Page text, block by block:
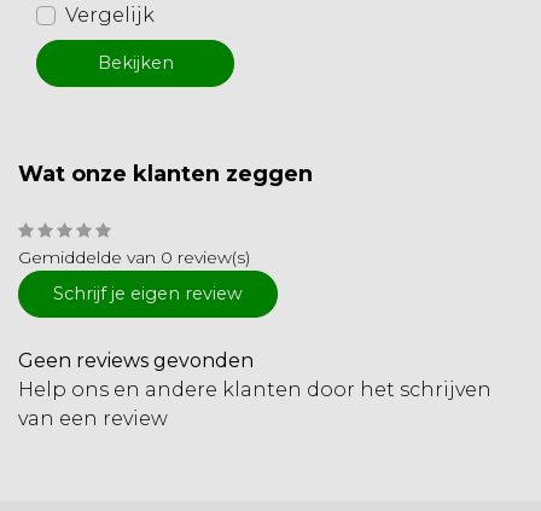
Vergelijk
Bekijken
Wat onze klanten zeggen
Gemiddelde van 0 review(s)
Schrijf je eigen review
Geen reviews gevonden
Help ons en andere klanten door het schrijven
van een review